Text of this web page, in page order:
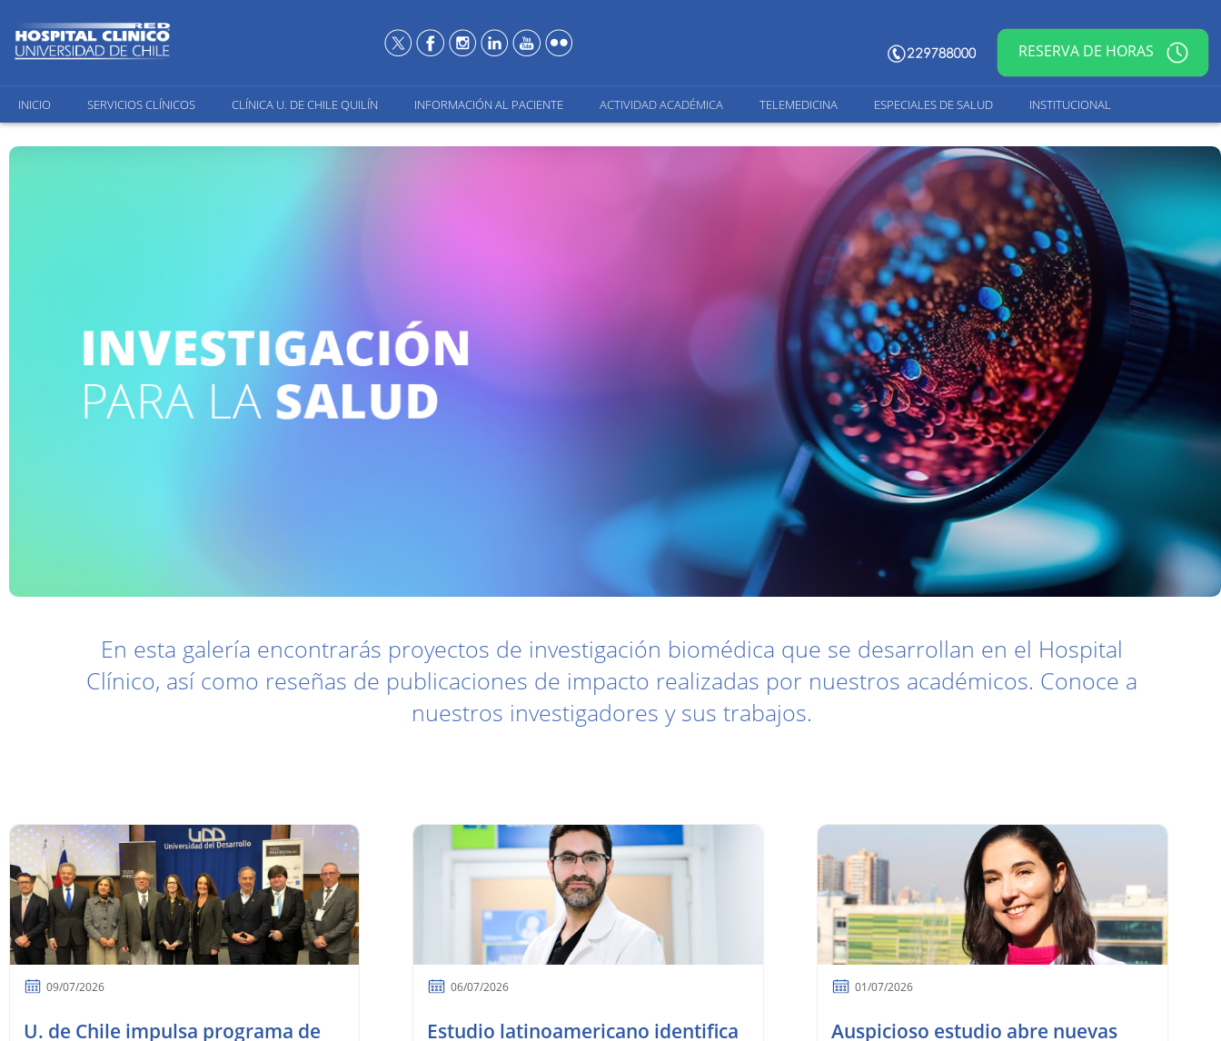
RESERVA DE HORAS
INICIO SERVICIOS CLÍNICOS CLÍNICA U. DE CHILE QUILÍN INFORMACIÓN AL PACIENTE ACTIVIDAD ACADÉMICA TELEMEDICINA ESPECIALES DE SALUD INSTITUCIONAL
En esta galería encontrarás proyectos de investigación biomédica que se desarrollan en el Hospital
Clínico, así como reseñas de publicaciones de impacto realizadas por nuestros académicos. Conoce a
nuestros investigadores y sus trabajos.
09/07/2026
U. de Chile impulsa programa de
06/07/2026
Estudio latinoamericano identifica
01/07/2026
Auspicioso estudio abre nuevas